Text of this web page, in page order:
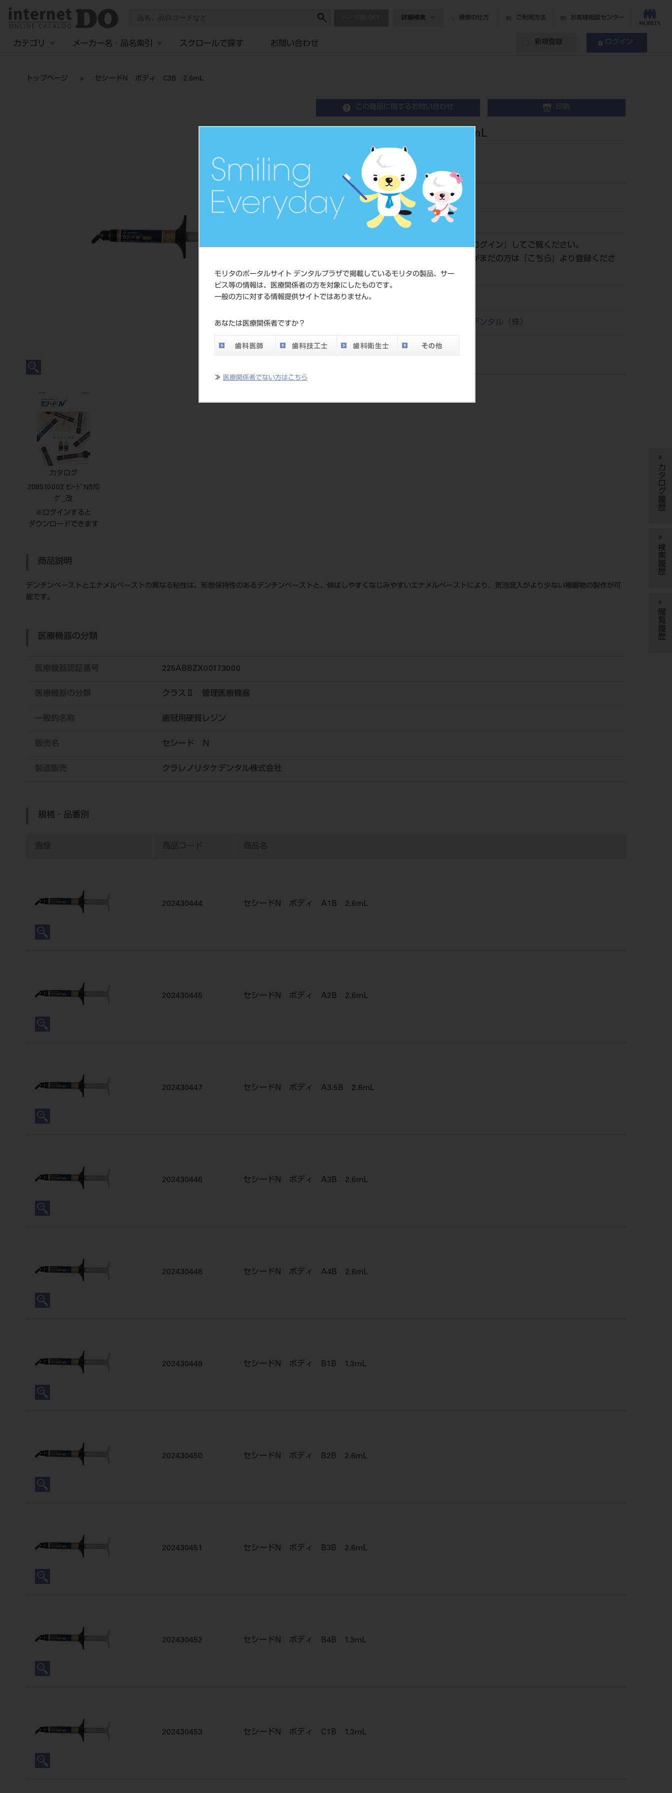
モリタのポータルサイト デンタルプラザで掲載しているモリタの製品、サー
ビス等の情報は、医療関係者の方を対象にしたものです。
一般の方に対する情報提供サイトではありません。
あなたは医療関係者ですか？
≫ 医療関係者でない方はこちら
詳細検索 検索の仕方 ご利用方法 お客様相談センター
カテゴリ メーカー名・品名索引 スクロールで探す お問い合わせ 新規登録 ログイン
トップページ セシードN ボディ C3B 2.6mL
この商品に関するお問い合わせ 印刷
セシードN ボディ C3B 2.6mL
Crown Restration Hard Resin
歯冠用硬質レジン
品目コード 202430455
JAN/EANコード 4571110534557
価格の確認は『ログイン 』してご覧ください。
ネット会員登録がまだの方は『
こちら
』より登録くださ
い。
発売日
クラレノリタケデンタル（株）
DO vol.26 掲載ペー
720
カタログ
208510002 ｾｼｰﾄﾞNｶﾀﾛ
ｸﾞ_改
※ログインすると
ダウンロードできます
商品説明
デンチンペーストとエナメルペーストの異なる粘性は、形態保持性のあるデンチンペーストと、伸ばしやすくなじみやすいエナメルペーストにより、気泡混入がより少ない補綴物の製作が可
能です。
医療機器の分類
医療機器認証番号 225ABBZX00173000
医療機器の分類 クラスⅡ 管理医療機器
一般的名称 歯冠用硬質レジン
販売名 セシード Ｎ
製造販売 クラレノリタケデンタル株式会社
規格・品番別
画像 商品コード 商品名
202430444 セシードN ボディ A1B 2.6mL
202430445 セシードN ボディ A2B 2.6mL
202430447 セシードN ボディ A3.5B 2.6mL
202430446 セシードN ボディ A3B 2.6mL
202430448 セシードN ボディ A4B 2.6mL
202430449 セシードN ボディ B1B 1.3mL
202430450 セシードN ボディ B2B 2.6mL
202430451 セシードN ボディ B3B 2.6mL
202430452 セシードN ボディ B4B 1.3mL
202430453 セシードN ボディ C1B 1.3mL
カタログ履歴
検索履歴
閲覧履歴